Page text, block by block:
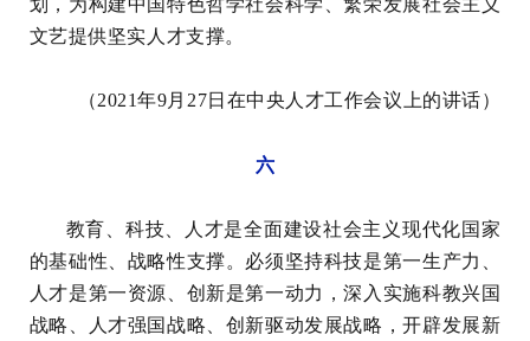
文艺提供坚实人才支撑。
（2021年9月27日在中央人才工作会议上的讲话）
六
教育、科技、人才是全面建设社会主义现代化国家
的基础性、战略性支撑。必须坚持科技是第一生产力、
人才是第一资源、创新是第一动力，深入实施科教兴国
战略、人才强国战略、创新驱动发展战略，开辟发展新